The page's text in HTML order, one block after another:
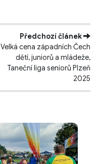
Předchozí článek
Velká cena západních Čech
dětí, juniorů a mládeže,
Taneční liga seniorů Plzeň
2025